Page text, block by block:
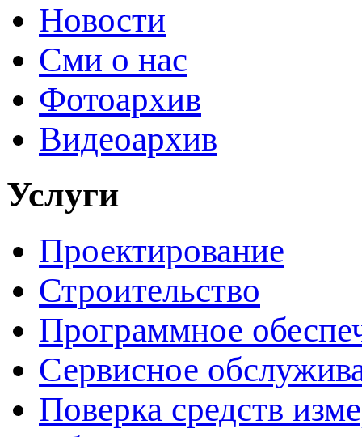
Новости
Сми о нас
Фотоархив
Видеоархив
Услуги
Проектирование
Строительство
Программное
Сервисное
Поверка средств